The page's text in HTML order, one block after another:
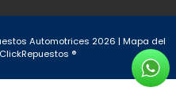
Automotrices 2026 | Mapa del
ClickRepuestos ®